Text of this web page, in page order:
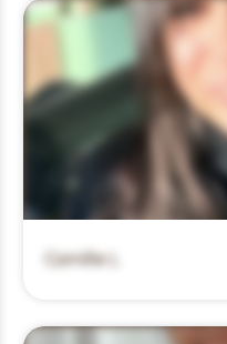
Camille L